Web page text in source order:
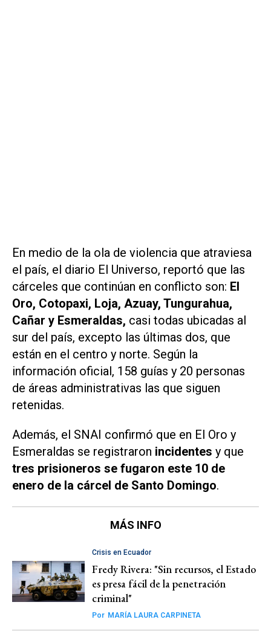
En medio de la ola de violencia que atraviesa
el país, el diario El Universo, reportó que las
cárceles que continúan en conflicto son: El
Oro, Cotopaxi, Loja, Azuay, Tungurahua,
Cañar y Esmeraldas, casi todas ubicadas al
sur del país, excepto las últimas dos, que
están en el centro y norte. Según la
información oficial, 158 guías y 20 personas
de áreas administrativas las que siguen
retenidas.
Además, el SNAI confirmó que en El Oro y
Esmeraldas se registraron incidentes y que
tres prisioneros se fugaron este 10 de
enero de la cárcel de Santo Domingo.
MÁS INFO
Crisis en Ecuador
Fredy Rivera: "Sin recursos, el Estado
es presa fácil de la penetración
criminal"
Por MARÍA LAURA CARPINETA